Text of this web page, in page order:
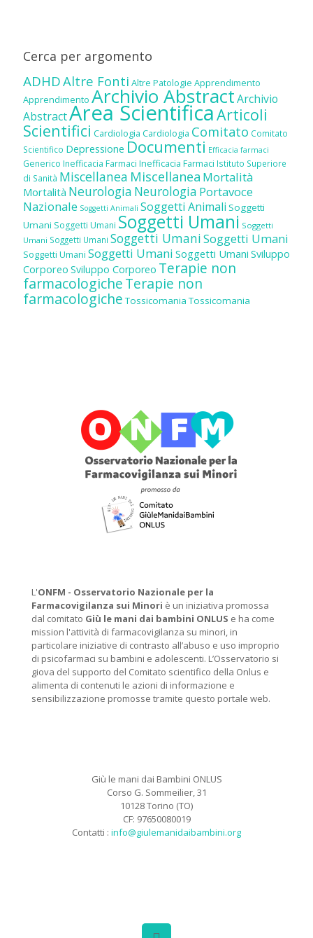
Cerca per argomento
ADHDAltre Fonti Altre Patologie Apprendimento
Apprendimento Archivio AbstractArchivio
AbstractArea ScientificaArticoli
Scientifici Cardiologia Cardiologia Comitato Comitato
Scientifico Depressione Documenti Efficacia farmaci
Generico Inefficacia Farmaci Inefficacia Farmaci Istituto Superiore
di Sanità Miscellanea Miscellanea Mortalità
Mortalità Neurologia Neurologia Portavoce
Nazionale Soggetti Animali Soggetti Animali Soggetti
Umani Soggetti Umani Soggetti Umani Soggetti
Umani Soggetti Umani Soggetti UmaniSoggetti Umani
Soggetti Umani Soggetti Umani Soggetti Umani Sviluppo
Corporeo Sviluppo Corporeo Terapie non
farmacologicheTerapie non
farmacologiche Tossicomania Tossicomania
L'ONFM - Osservatorio Nazionale per la
Farmacovigilanza sui Minori è un iniziativa promossa
dal comitato Giù le mani dai bambini ONLUS e ha come
mission l'attività di farmacovigilanza su minori, in
particolare iniziative di contrasto all’abuso e uso improprio
di psicofarmaci su bambini e adolescenti. L’Osservatorio si
giova del supporto del Comitato scientifico della Onlus e
alimenta di contenuti le azioni di informazione e
sensibilizzazione promosse tramite questo portale web.
Giù le mani dai Bambini ONLUS
Corso G. Sommeilier, 31
10128 Torino (TO)
CF: 97650080019
Contatti : info@giulemanidaibambini.org